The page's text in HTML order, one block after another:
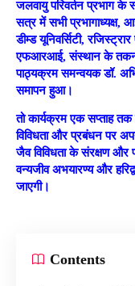
जलवायु परिवर्तन प्रभाग
सत्र में सभी प्रभागाध्यक्ष,
डीम्ड यूनिवर्सिटी,
एफआरआई, संस्थान के
पाठ्यक्रम समन्वयक डॉ.
समापन हुआ।
तो कार्यक्रम एक सप्ताह
विविधता और प्रबंधन पर
जैव विविधता के संरक्षण
वन्यजीव अभयारण्य और
जाएगी।
Contents